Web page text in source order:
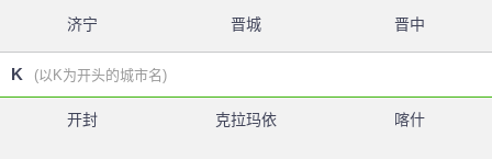
济宁 晋城 晋中
K (以K为开头的城市名)
开封 克拉玛依 喀什